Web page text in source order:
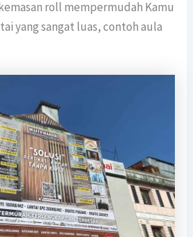
roll mempermudah Kamu
yang sangat luas, contoh aula